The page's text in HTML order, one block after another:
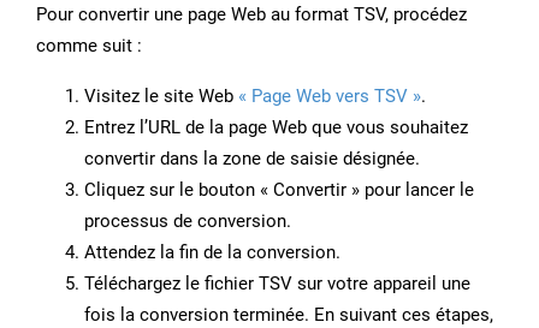
Pour convertir une page Web au format TSV, procédez
comme suit :
Visitez le site Web « Page Web vers TSV ».
Entrez l’URL de la page Web que vous souhaitez
convertir dans la zone de saisie désignée.
Cliquez sur le bouton « Convertir » pour lancer le
processus de conversion.
Attendez la fin de la conversion.
Téléchargez le fichier TSV sur votre appareil une
fois la conversion terminée. En suivant ces étapes,